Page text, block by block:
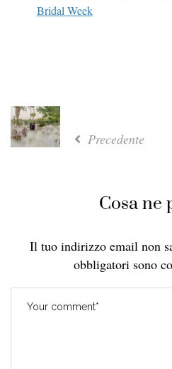
Bridal Week
Precedente
Cosa ne
Il tuo indirizzo email non
obbligatori sono